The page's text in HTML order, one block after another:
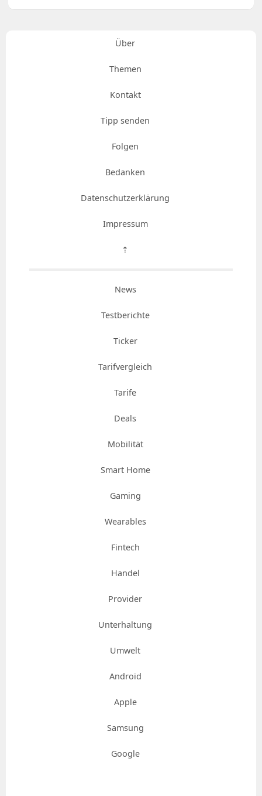
Über
Themen
Kontakt
Tipp senden
Folgen
Bedanken
Datenschutzerklärung
Impressum
⇡
News
Testberichte
Ticker
Tarifvergleich
Tarife
Deals
Mobilität
Smart Home
Gaming
Wearables
Fintech
Handel
Provider
Unterhaltung
Umwelt
Android
Apple
Samsung
Google